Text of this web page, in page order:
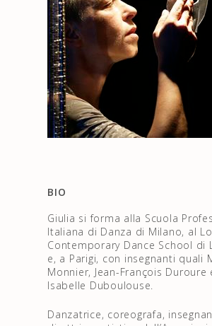
BIO
Giulia si forma alla Scuola
Italiana di Danza di Milano, al
Contemporary Dance School di
e, a Parigi, con insegnanti quali
Monnier, Jean-François Duroure
Isabelle Duboulouse.
Danzatrice, coreografa,